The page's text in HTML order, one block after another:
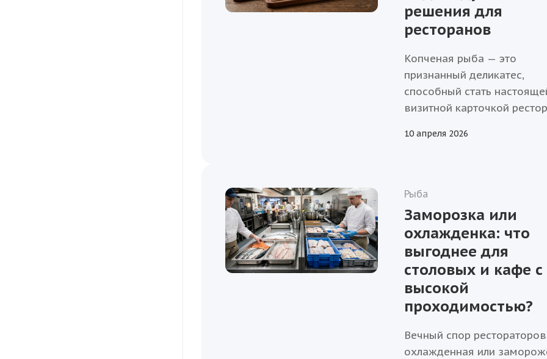
10 апреля 2026
решения для
ресторанов
Копченая рыба — это
признанный деликатес,
способный стать
визитной карточкой
вкуса, текстуры и аромата
новой статье от экспертов
«СП Групп» мы р...
Рыба
Заморозка или
охлажденка: что
выгоднее для
столовых и кафе с
высокой
проходимостью?
Вечный спор
охлажденная или